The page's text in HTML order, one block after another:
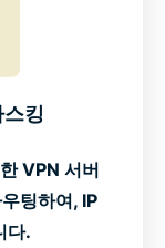
킹
VPN 서버
팅하여, IP
다.